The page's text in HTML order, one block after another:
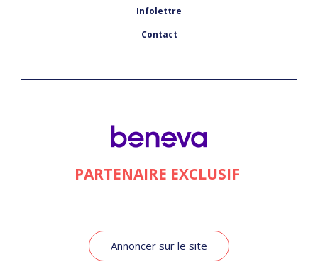
Infolettre
Contact
PARTENAIRE EXCLUSIF
Annoncer sur le site